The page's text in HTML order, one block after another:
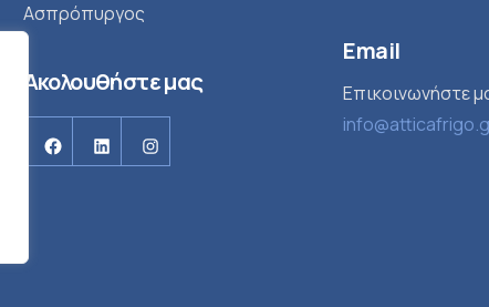
Ασπρόπυργος
Ακολουθήστε μας
FacebookLinkedinInstagram
Email
Επικοινωνήστε